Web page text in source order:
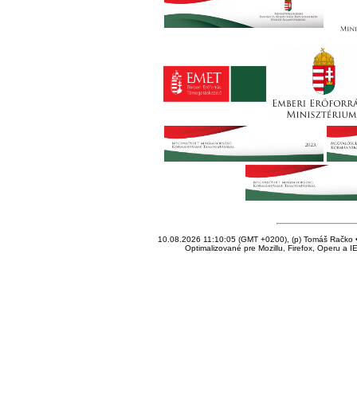
10.08.2026 11:10:05 (GMT +0200), (p) Tomáš Račko
Optimalizované pre Mozillu, Firefox, Operu a